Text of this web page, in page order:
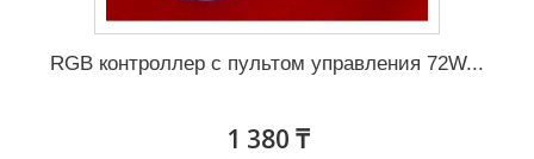
RGB контроллер с пультом управления 72W...
1 380 ₸